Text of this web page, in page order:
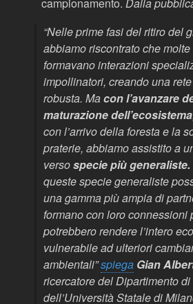
“Nelle prime fasi del ritiro del
abbiamo riscontrato che
formavano interazioni
impollinatori, creando una
robusta. Macon l’avanzare
maturazione dell’ecosistema
con l’arrivo della foresta e la
praterie, abbiamo assistito a
versospecie più generaliste.
queste specie generaliste
una gamma più ampia di
formano con loro connessioni
potrebbero rendere l’intero
vulnerabile ad ulteriori
ambientali”spiega Gian
ricercatore del Dipartimento
dell’Università Statale di